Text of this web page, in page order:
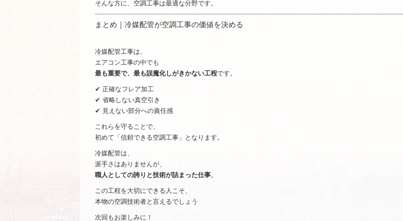
そんな方に、空調工事は最適な分野です。
まとめ｜冷媒配管が空調工事の価値を決める
冷媒配管工事は、
エアコン工事の中でも
最も重要で、最も誤魔化しがきかない工程です。
✔ 正確なフレア加工
✔ 省略しない真空引き
✔ 見えない部分への責任感
これらを守ることで、
初めて「信頼できる空調工事」となります。
冷媒配管は、
派手さはありませんが、
職人としての誇りと技術が詰まった仕事。
この工程を大切にできる人こそ、
本物の空調技術者と言えるでしょう
次回もお楽しみに！